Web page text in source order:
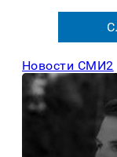
Новости СМИ2